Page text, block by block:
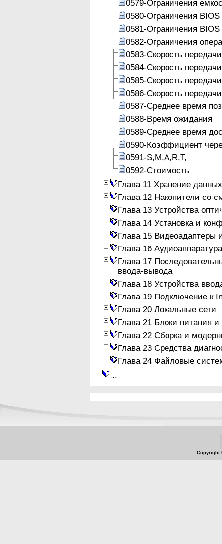
0579-Ограничения
0580-Ограничения BIOS
0581-Ограничения
0582-Ограничения
0583-Скорость
0584-Скорость
0585-Скорость
0586-Скорость
0587-Среднее время
0588-Время ожидания
0589-Среднее время
0590-Коэффициент
0591-S,M,A,R,T,
0592-Стоимость
Глава 11 Хранение
Глава 12 Накопители со
Глава 13 Устройства
Глава 14 Установка и
Глава 15 Видеоадаптеры
Глава 16 Аудиоаппаратура
Глава 17
ввода-вывода
Глава 18 Устройства
Глава 19 Подключение к
Глава 20 Локальные сети
Глава 21 Блоки питания и
Глава 22 Сборка и
Глава 23 Средства
Глава 24 Файловые
Copyright